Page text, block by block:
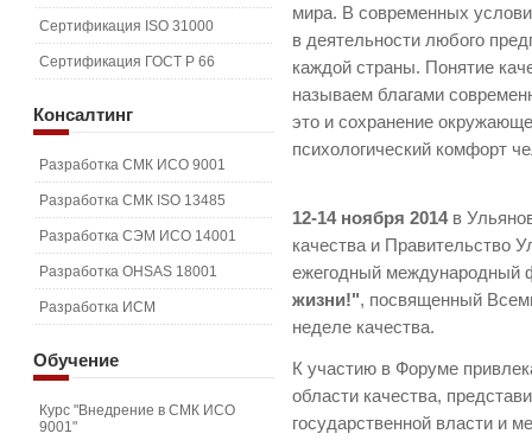
мира. В современных
в деятельности любого
каждой страны. Понятие
называем благами
это и сохранение
психологический комфорт
12-14 ноября 2014в
качества и Правительство
ежегодный международный
жизни!", посвященный
неделе качества.
К участию в Форуме
области качества,
государственной власти и
Сертификация ISO 31000
Сертификация ГОСТ Р 66
Консалтинг
Разработка СМК ИСО 9001
Разработка СМК ISO 13485
Разработка СЭМ ИСО 14001
Разработка OHSAS 18001
Разработка ИСМ
Обучение
Курс "Внедрение в СМК ИСО
9001"